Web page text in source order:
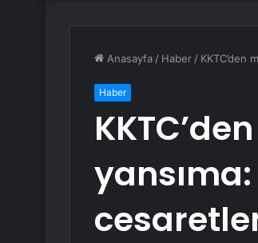
Anasayfa / Haber / KKTC’den
Haber